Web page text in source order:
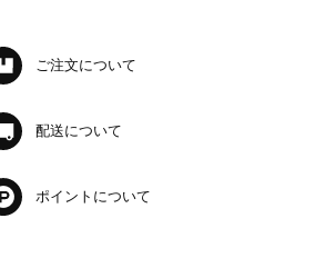
ご注文について
配送について
ポイントについて